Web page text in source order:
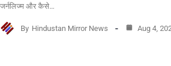
जर्नलिज्म और कैसे…
By Hindustan Mirror News Aug 4,